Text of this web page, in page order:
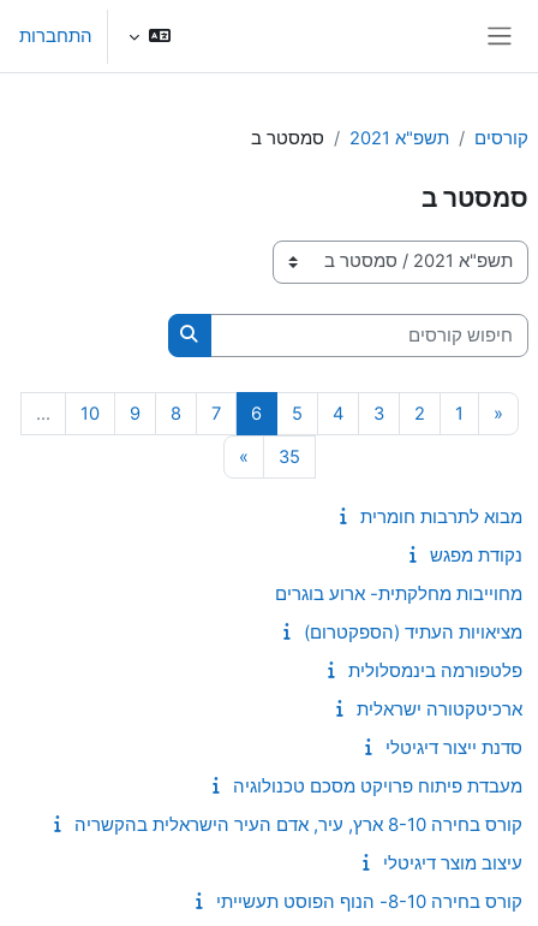
התחברות
קורסים תשפ"א 2021 סמסטר ב
סמסטר ב
קטגוריות קורסים
חיפוש קורסים
חיפוש קורסים
« העמוד הקודם
1עמוד 1
2 עמוד 2
3 עמוד 3
4עמוד 4
5 עמוד 5
6 עמוד 6
7עמוד 7
8 עמוד 8
9 עמוד 910עמוד 10
…
35 עמוד 35
»
מבוא לתרבות חומרית
נקודת מפגש
מחוייבות מחלקתית- ארוע בוגרים
מציאויות העתיד (הספקטרום)
פלטפורמה בינמסלולית
ארכיטקטורה ישראלית
סדנת ייצור דיגיטלי
מעבדת פיתוח פרויקט מסכם טכנולוגיה
קורס בחירה 8-10 ארץ, עיר, אדם העיר הישראלית בהקשריה
עיצוב מוצר דיגיטלי
קורס בחירה 8-10- הנוף הפוסט תעשייתי